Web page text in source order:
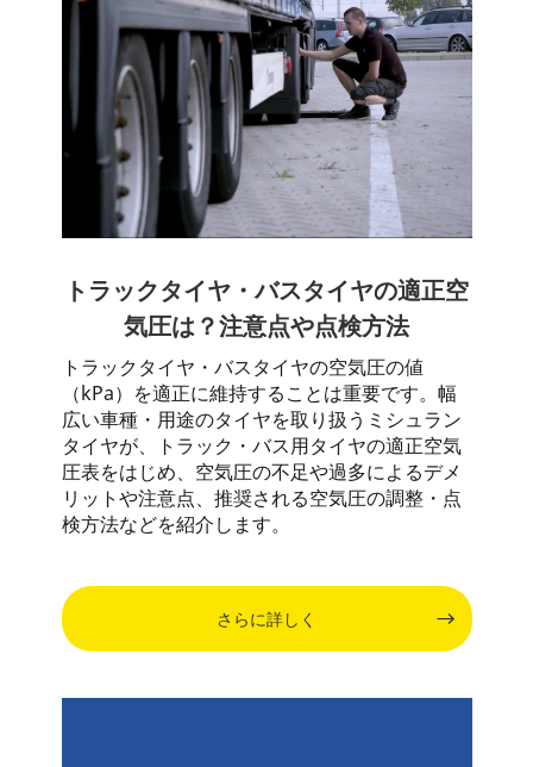
トラックタイヤ・バスタイヤの適正空
気圧は？注意点や点検方法
トラックタイヤ・バスタイヤの空気圧の値
（kPa）を適正に維持することは重要です。幅
広い車種・用途のタイヤを取り扱うミシュラン
タイヤが、トラック・バス用タイヤの適正空気
圧表をはじめ、空気圧の不足や過多によるデメ
リットや注意点、推奨される空気圧の調整・点
検方法などを紹介します。
さらに詳しく